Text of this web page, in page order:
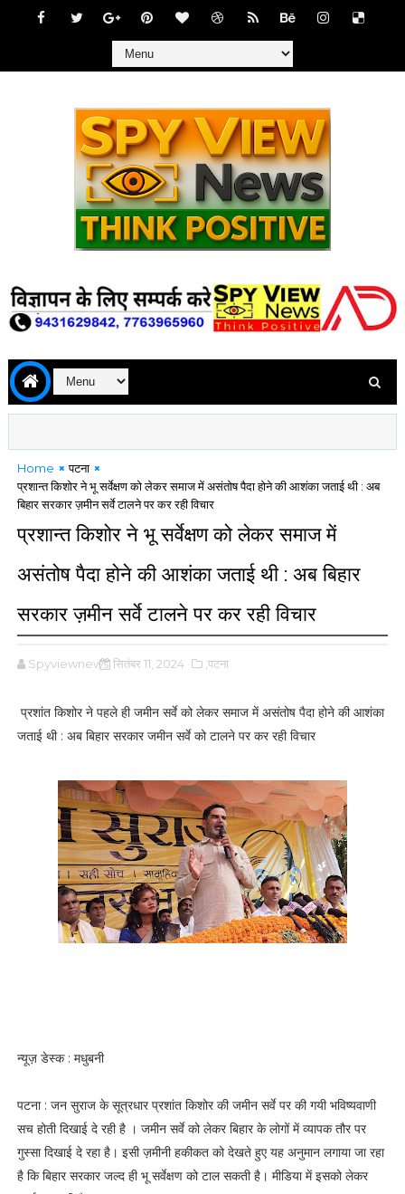
Home
पटना
प्रशान्त किशोर ने भू सर्वेक्षण को लेकर समाज में असंतोष पैदा होने की आशंका जताई थी : अब
बिहार सरकार ज़मीन सर्वे टालने पर कर रही विचार
प्रशान्त किशोर ने भू सर्वेक्षण को लेकर समाज में
असंतोष पैदा होने की आशंका जताई थी : अब बिहार
सरकार ज़मीन सर्वे टालने पर कर रही विचार
Spyviewnews सितंबर 11, 2024 ,पटना
प्रशांत किशोर ने पहले ही जमीन सर्वे को लेकर समाज में असंतोष पैदा होने की आशंका
जताई थी : अब बिहार सरकार जमीन सर्वे को टालने पर कर रही विचार
न्यूज़ डेस्क : मधुबनी
पटना : जन सुराज के सूत्रधार प्रशांत किशोर की जमीन सर्वे पर की गयी भविष्यवाणी
सच होती दिखाई दे रही है । जमीन सर्वे को लेकर बिहार के लोगों में व्यापक तौर पर
गुस्सा दिखाई दे रहा है। इसी ज़मीनी हकीकत को देखते हुए यह अनुमान लगाया जा रहा
है कि बिहार सरकार जल्द ही भू सर्वेक्षण को टाल सकती है। मीडिया में इसको लेकर